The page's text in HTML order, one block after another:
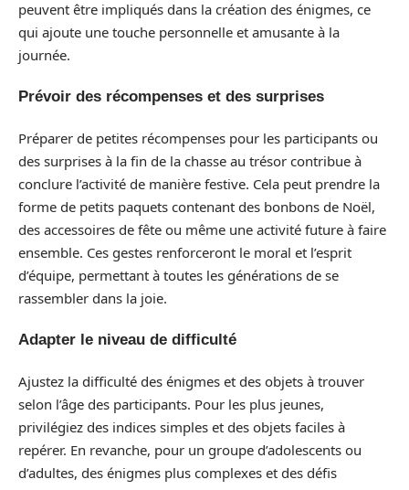
peuvent être impliqués dans la création des énigmes, ce
qui ajoute une touche personnelle et amusante à la
journée.
Prévoir des récompenses et des surprises
Préparer de petites récompenses pour les participants ou
des surprises à la fin de la chasse au trésor contribue à
conclure l’activité de manière festive. Cela peut prendre la
forme de petits paquets contenant des bonbons de Noël,
des accessoires de fête ou même une activité future à faire
ensemble. Ces gestes renforceront le moral et l’esprit
d’équipe, permettant à toutes les générations de se
rassembler dans la joie.
Adapter le niveau de difficulté
Ajustez la difficulté des énigmes et des objets à trouver
selon l’âge des participants. Pour les plus jeunes,
privilégiez des indices simples et des objets faciles à
repérer. En revanche, pour un groupe d’adolescents ou
d’adultes, des énigmes plus complexes et des défis